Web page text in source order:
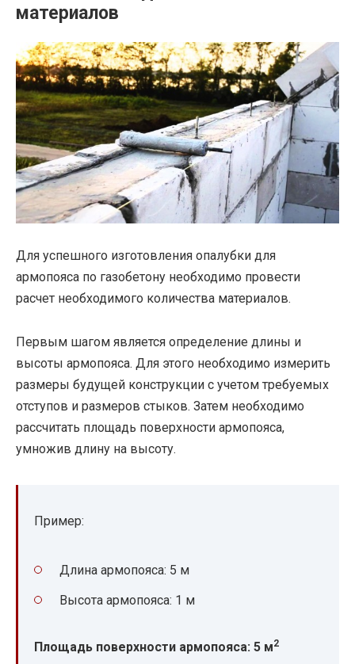
материалов
Для успешного изготовления опалубки для
армопояса по газобетону необходимо провести
расчет необходимого количества материалов.
Первым шагом является определение длины и
высоты армопояса. Для этого необходимо измерить
размеры будущей конструкции с учетом требуемых
отступов и размеров стыков. Затем необходимо
рассчитать площадь поверхности армопояса,
умножив длину на высоту.
Пример:
Длина армопояса: 5 м
Высота армопояса: 1 м
Площадь поверхности армопояса: 5 м2